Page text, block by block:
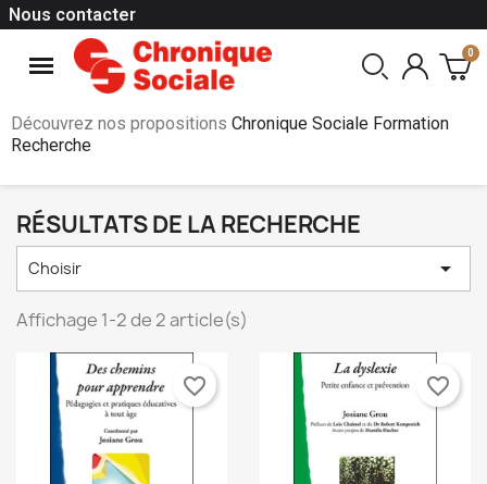
Nous contacter
Découvrez nos propositions Chronique Sociale Formation
Recherche
RÉSULTATS DE LA RECHERCHE
Choisir 
Affichage 1-2 de 2 article(s)
favorite_border favorite_border